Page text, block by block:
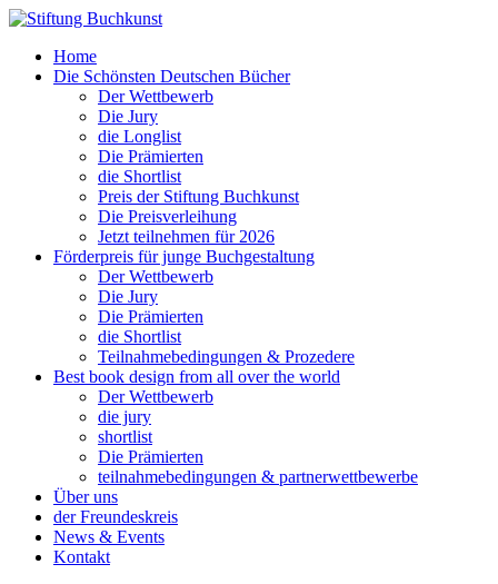
Home
Die Schönsten Deutschen Bücher
Der Wettbewerb
Die Jury
die Longlist
Die Prämierten
die Shortlist
Preis der Stiftung Buchkunst
Die Preisverleihung
Jetzt teilnehmen für 2026
Förderpreis für junge Buchgestaltung
Der Wettbewerb
Die Jury
Die Prämierten
die Shortlist
Teilnahmebedingungen & Prozedere
Best book design from all over the world
Der Wettbewerb
die jury
shortlist
Die Prämierten
teilnahmebedingungen & partnerwettbewerbe
Über uns
der Freundeskreis
News & Events
Kontakt